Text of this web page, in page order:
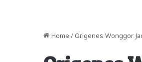
Home / Origenes Wonggor